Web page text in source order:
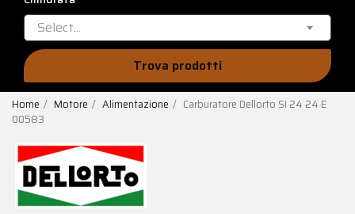
Select...
Trova prodotti
Home Motore Alimentazione
Carburatore Dellorto SI 24 24 E
00583